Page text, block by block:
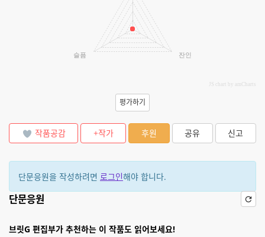
잔인
슬픔
JS chart by amCharts
평가하기
작품공감 +작가 후원 공유 신고
단문응원을 작성하려면 로그인해야 합니다.
단문응원
브릿G 편집부가 추천하는 이 작품도 읽어보세요!